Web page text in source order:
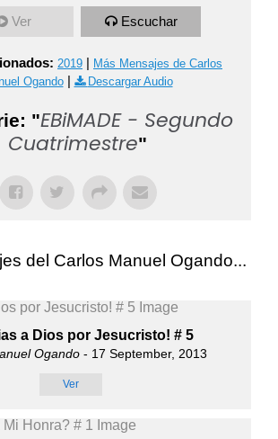
Ver Escuchar
2019 | Más Mensajes de Carlos
Ogando| Descargar Audio
"EBiMADE - Segundo
Cuatrimestre"
del Carlos Manuel Ogando...
a Dios por Jesucristo! # 5
Ogando- 17 September, 2013
Ver